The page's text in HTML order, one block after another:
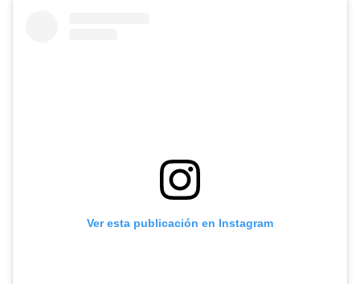
Ver esta publicación en Instagram